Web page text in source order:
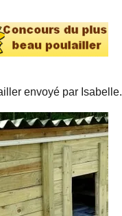
envoyé par Isabelle.